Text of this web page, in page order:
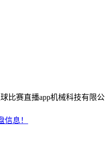
比赛直播app机械科技有限公
信息！